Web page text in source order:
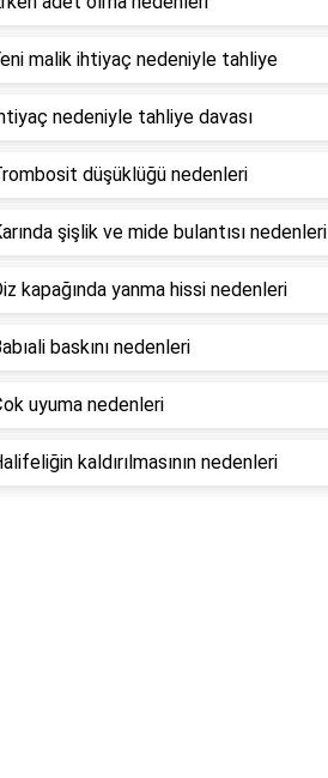
malik ihtiyaç nedeniyle tahliye
İhtiyaç nedeniyle tahliye davası
düşüklüğü nedenleri
şişlik ve mide bulantısı nedenleri
kapağında yanma hissi nedenleri
baskını nedenleri
uyuma nedenleri
kaldırılmasının nedenleri